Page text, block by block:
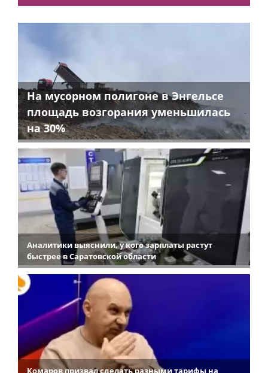
На мусорном полигоне в Энгельсе
площадь возгорания уменьшилась
на 30%
Аналитики выяснили, у кого зарплаты растут
быстрее в Саратовской области
Комаров призвал сделать разными тарифы на